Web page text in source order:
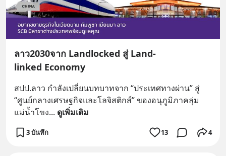
ลาว2030จาก Landlocked สู่ Land-
linked Economy
สปป.ลาว กำลังเปลี่ยนบทบาทจาก “ประเทศทางผ่าน” สู่
“ศูนย์กลางเศรษฐกิจและโลจิสติกส์” ของอนุภูมิภาคลุ่ม
แม่น้ำโขง... ดูเพิ่มเติม
3 บันทึก 13 4